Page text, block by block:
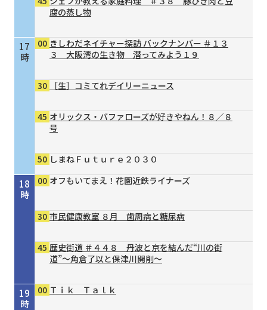
17
時
18
時
19
時
腐の蒸し物
00 きしわだネイチャー探訪 バックナンバー ＃１３
３ 大阪湾の生き物 潜ってみよう１９
30 ［生］コミてれデイリーニュース
45 オリックス・バファローズが好きやねん！８／８
号
50 しまねＦｕｔｕｒｅ２０３０
00 オフもいてまえ！花園近鉄ライナーズ
30 市民健康教室 ８月 歯周病と糖尿病
45 歴史街道 ＃４４８ 丹波と京を結んだ“川の街
道”～角倉了以と保津川開削～
00 Ｔｉｋ Ｔａｌｋ